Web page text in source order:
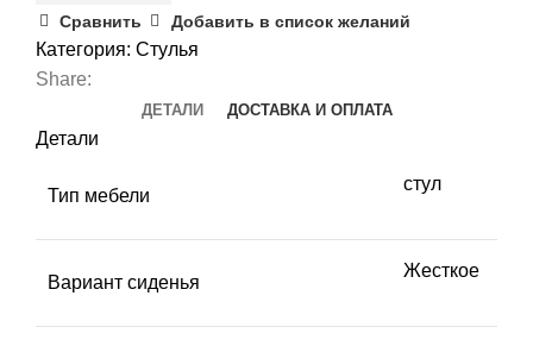
Сравнить Добавить в список желаний
Категория: Стулья
Share:
ДЕТАЛИ ДОСТАВКА И ОПЛАТА
Детали
Тип мебели
стул
Вариант сиденья
Жесткое